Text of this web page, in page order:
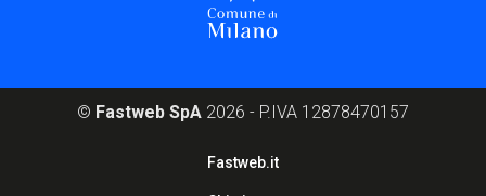
© Fastweb SpA 2026 - P.IVA 12878470157
Fastweb.it